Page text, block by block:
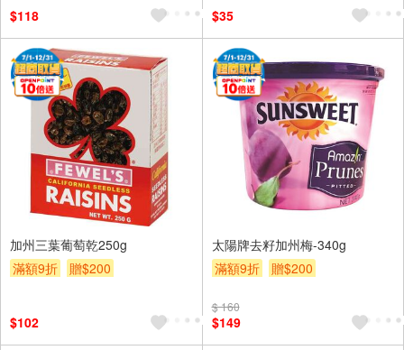
$118 $35
加州三葉葡萄乾250g
滿額9折
贈$200
$102
太陽牌去籽加州梅-340g
滿額9折
贈$200
$ 160
$149